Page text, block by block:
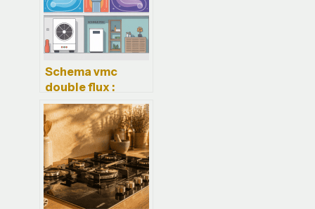
Schema vmc
double flux :
comprendre,
choisir et installer
sereinement